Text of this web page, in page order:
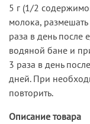
5 г (1/2
молока,
раза в день после
водяной бане и
3 раза в день
дней. При
повторить.
Описание товара